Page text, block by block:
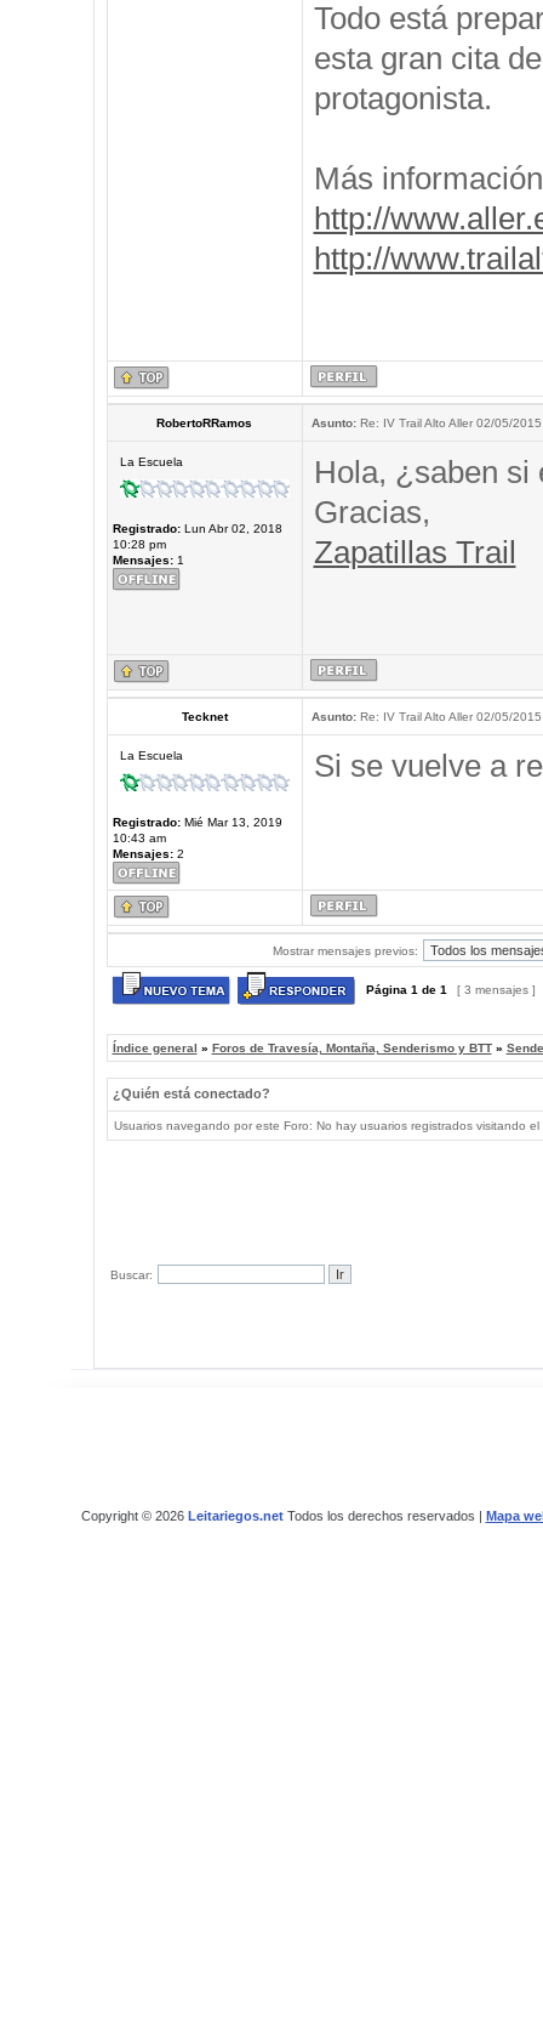
Todo está
esta gran cita
protagonista.
Más
http://
http://
RobertoRRamos Asunto:Re: IV Trail Alto Aller 02/05/2015
La Escuela
Registrado:Lun Abr 02, 2018
10:28 pm
Mensajes:1
Hola, ¿saben si
Gracias,
Zapatillas Trail
Tecknet Asunto:Re: IV Trail Alto Aller 02/05/2015
La Escuela
Registrado:Mié Mar 13, 2019
10:43 am
Mensajes:2
Si se vuelve a
Mostrar mensajes previos:
Página 1 de 1 [ 3 mensajes ]
Índice general » Foros de Travesía, Montaña, Senderismo y BTT»
¿Quién está conectado?
Usuarios navegando por este Foro: No hay usuarios registrados visitando
Buscar:
Copyright © 2026 Leitariegos.netTodos los derechos reservados | Mapa